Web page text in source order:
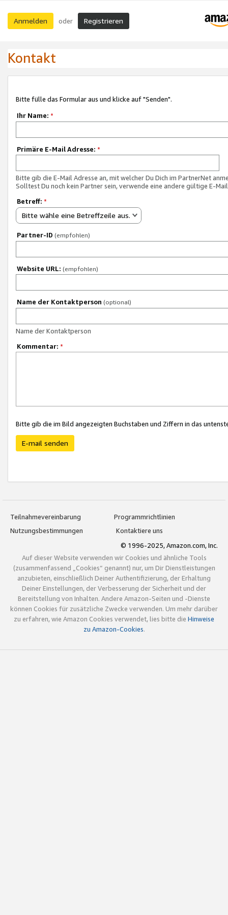
Anmelden oder Registrieren
Kontakt
Bitte fülle das Formular aus und klicke auf "Senden".
Ihr Name: *
Primäre E-Mail Adresse: *
Bitte gib die E-Mail Adresse an, mit welcher Du Dich im PartnerNet
Solltest Du noch kein Partner sein, verwende eine andere gültige E-
Betreff: *
Bitte wähle eine Betreffzeile aus.
Partner-ID (empfohlen)
Website URL: (empfohlen)
Name der Kontaktperson (optional)
Name der Kontaktperson
Kommentar: *
Bitte gib die im Bild angezeigten Buchstaben und Ziffern in das
E-mail senden
Teilnahmevereinbarung
Programmrichtlinien
Nutzungsbestimmungen
Kontaktiere uns
© 1996-2025, Amazon.com, Inc.
Auf dieser Website verwenden wir Cookies und ähnliche Tools
(zusammenfassend „Cookies“ genannt) nur, um Dir Dienstleistungen
anzubieten, einschließlich Deiner Authentifizierung, der Erhaltung
Deiner Einstellungen, der Verbesserung der Sicherheit und der
Bereitstellung von Inhalten. Andere Amazon-Seiten und -Dienste
können Cookies für zusätzliche Zwecke verwenden. Um mehr darüber
zu erfahren, wie Amazon Cookies verwendet, lies bitte die Hinweise
zu Amazon-Cookies.